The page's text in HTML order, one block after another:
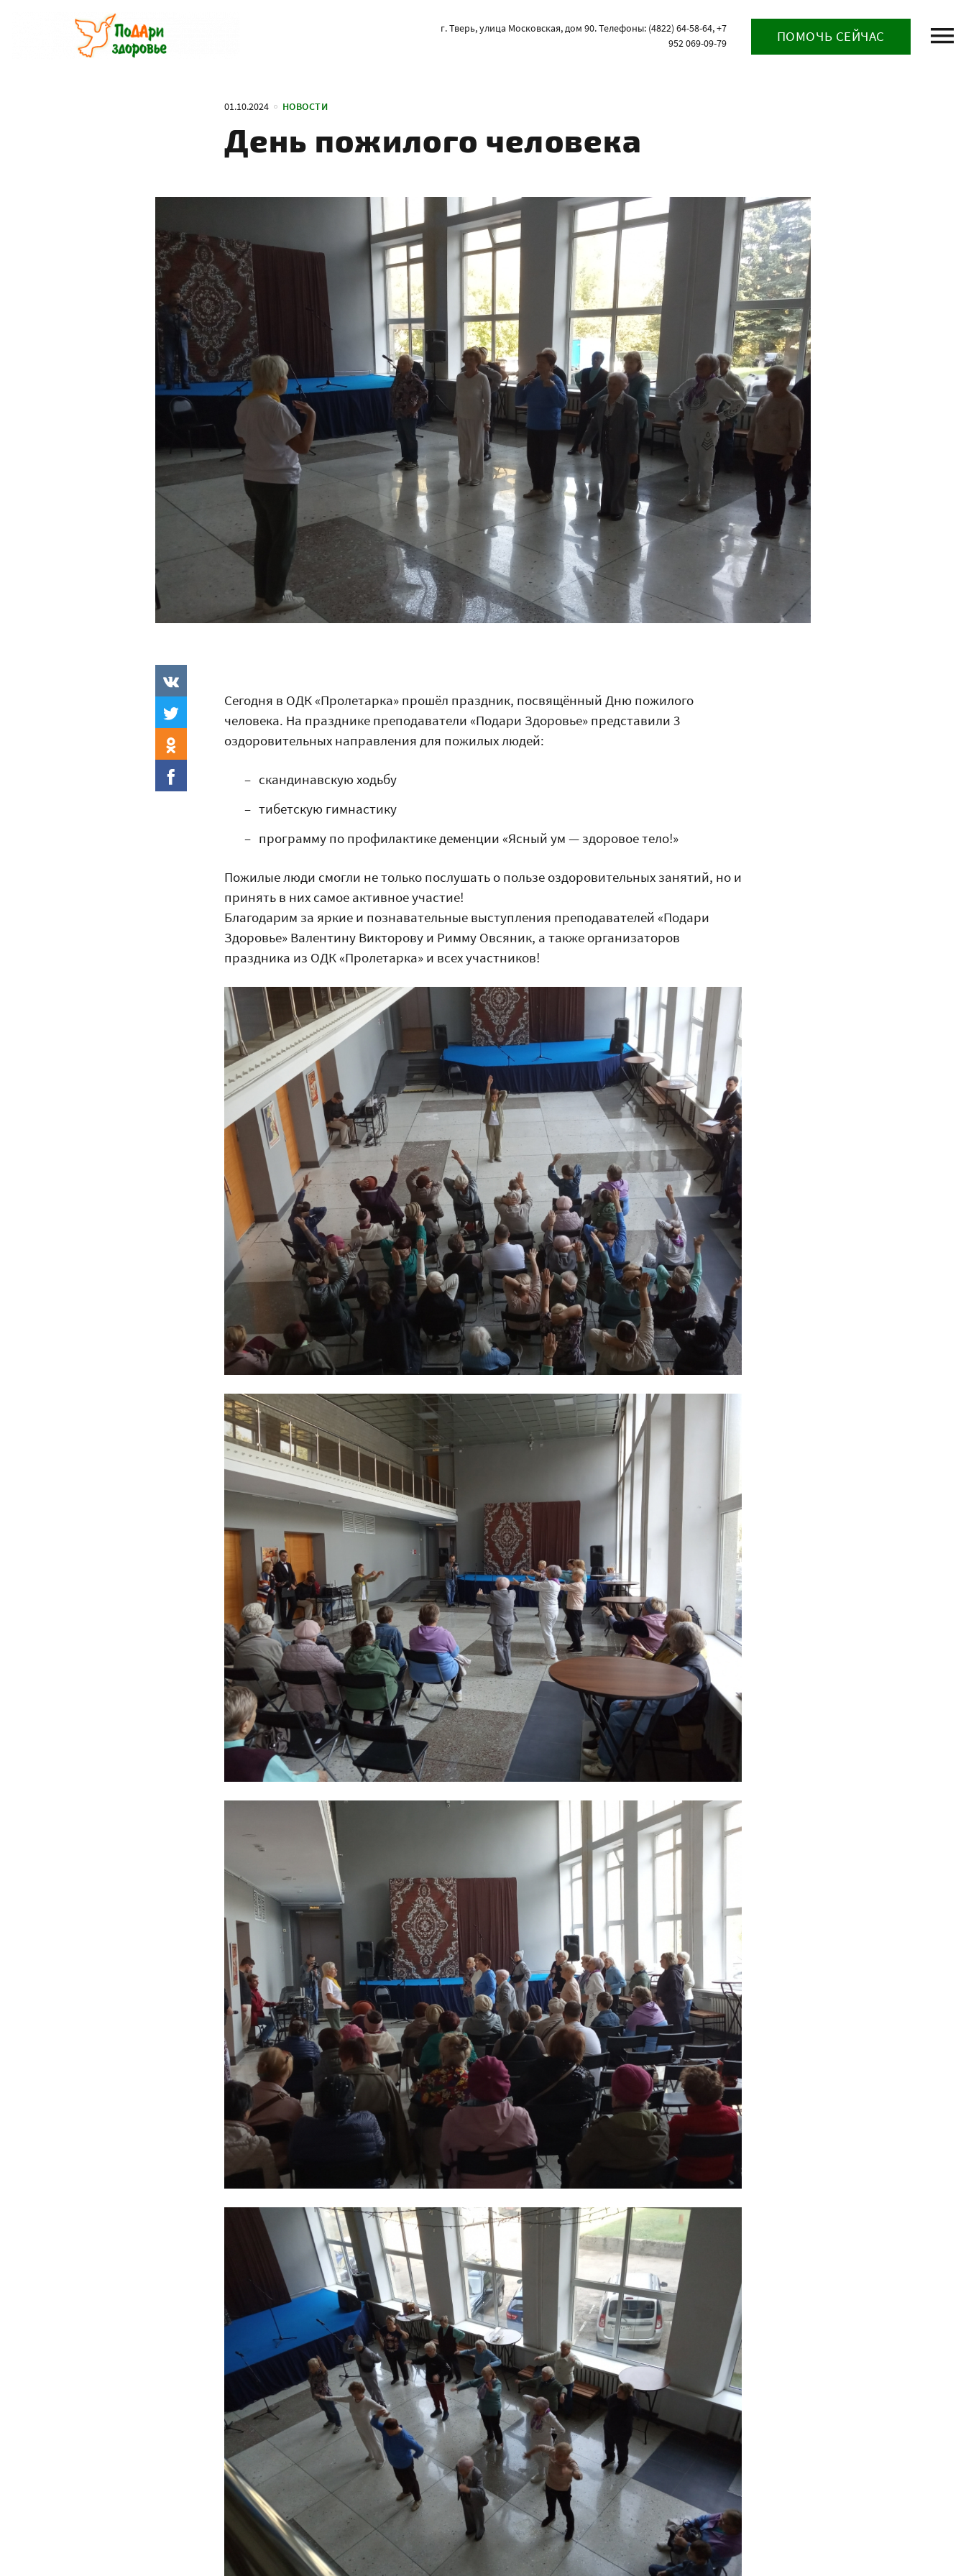
г. Тверь, улица Московская, дом 90. Телефоны: (4822) 64-58-64, +7
952 069-09-79
ПОМОЧЬ СЕЙЧАС
01.10.2024 НОВОСТИ
День пожилого человека
Сегодня в ОДК «Пролетарка» прошёл праздник, посвящённый Дню пожилого
человека. На празднике преподаватели «Подари Здоровье» представили 3
оздоровительных направления для пожилых людей:
скандинавскую ходьбу
тибетскую гимнастику
программу по профилактике деменции «Ясный ум — здоровое тело!»
Пожилые люди смогли не только послушать о пользе оздоровительных занятий, но и
принять в них самое активное участие!
Благодарим за яркие и познавательные выступления преподавателей «Подари
Здоровье» Валентину Викторову и Римму Овсяник, а также организаторов
праздника из ОДК «Пролетарка» и всех участников!